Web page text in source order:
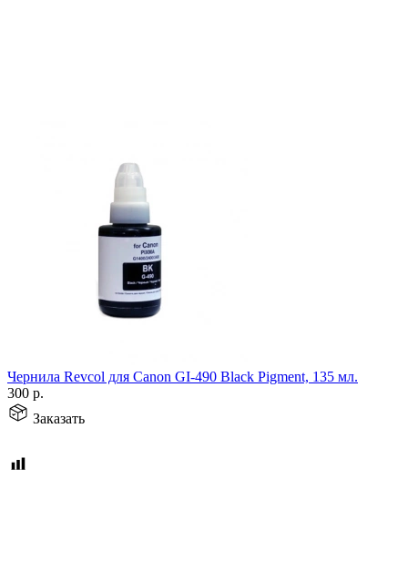
Чернила Revcol для Canon GI-490 Black Pigment, 135 мл.
300 р.
Заказать